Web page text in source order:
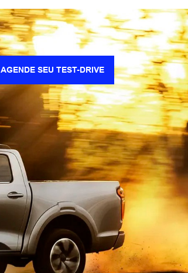
AGENDE SEU TEST-DRIVE